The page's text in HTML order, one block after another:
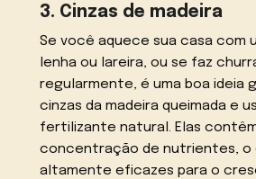
3. Cinzas de madeira
Se você aquece sua casa com
lenha ou lareira, ou se faz
regularmente, é uma boa ideia
cinzas da madeira queimada e
fertilizante natural. Elas
concentração de nutrientes, o
altamente eficazes para o